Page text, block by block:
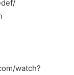
watch?